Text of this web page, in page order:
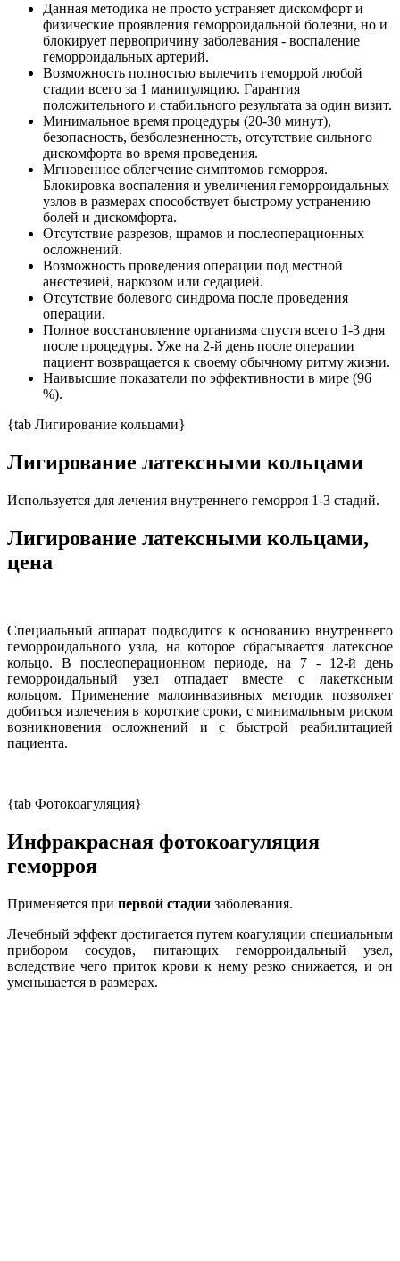
Данная методика не просто устраняет дискомфорт и
физические проявления геморроидальной болезни, но и
блокирует первопричину заболевания - воспаление
геморроидальных артерий.
Возможность полностью вылечить геморрой любой
стадии всего за 1 манипуляцию. Гарантия
положительного и стабильного результата за один визит.
Минимальное время процедуры (20-30 минут),
безопасность, безболезненность, отсутствие сильного
дискомфорта во время проведения.
Мгновенное облегчение симптомов геморроя.
Блокировка воспаления и увеличения геморроидальных
узлов в размерах способствует быстрому устранению
болей и дискомфорта.
Отсутствие разрезов, шрамов и послеоперационных
осложнений.
Возможность проведения операции под местной
анестезией, наркозом или седацией.
Отсутствие болевого синдрома после проведения
операции.
Полное восстановление организма спустя всего 1-3 дня
после процедуры. Уже на 2-й день после операции
пациент возвращается к своему обычному ритму жизни.
Наивысшие показатели по эффективности в мире (96
%).
{tab Лигирование кольцами}
Лигирование латексными кольцами
Используется для лечения внутреннего геморроя 1-3 стадий.
Лигирование латексными кольцами,
цена
Специальный аппарат подводится к основанию внутреннего
геморроидального узла, на которое сбрасывается латексное
кольцо. В послеоперационном периоде, на 7 - 12-й день
геморроидальный узел отпадает вместе с лакетксным
кольцом. Применение малоинвазивных методик позволяет
добиться излечения в короткие сроки, с минимальным риском
возникновения осложнений и с быстрой реабилитацией
пациента.
{tab Фотокоагуляция}
Инфракрасная фотокоагуляция
геморроя
Применяется при первой стадии заболевания.
Лечебный эффект достигается путем коагуляции специальным
прибором сосудов, питающих геморроидальный узел,
вследствие чего приток крови к нему резко снижается, и он
уменьшается в размерах.